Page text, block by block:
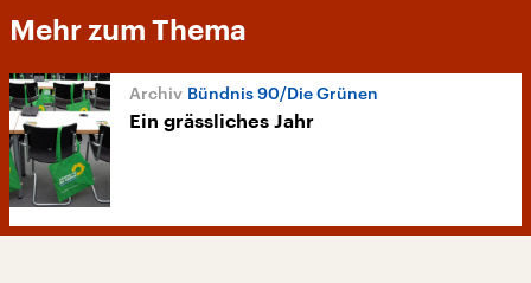
Mehr zum Thema
Bündnis 90/Die Grünen
Ein grässliches Jahr